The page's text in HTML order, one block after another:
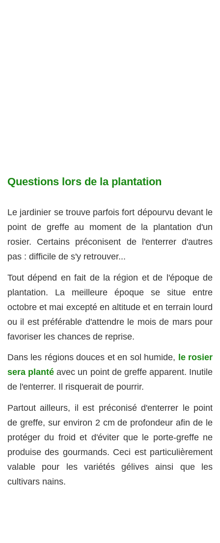
Questions lors de la plantation
Le jardinier se trouve parfois fort dépourvu devant le
point de greffe au moment de la plantation d'un
rosier. Certains préconisent de l'enterrer d'autres
pas : difficile de s'y retrouver...
Tout dépend en fait de la région et de l'époque de
plantation. La meilleure époque se situe entre
octobre et mai excepté en altitude et en terrain lourd
ou il est préférable d'attendre le mois de mars pour
favoriser les chances de reprise.
Dans les régions douces et en sol humide, le rosier
sera planté avec un point de greffe apparent. Inutile
de l'enterrer. Il risquerait de pourrir.
Partout ailleurs, il est préconisé d'enterrer le point
de greffe, sur environ 2 cm de profondeur afin de le
protéger du froid et d'éviter que le porte-greffe ne
produise des gourmands. Ceci est particulièrement
valable pour les variétés gélives ainsi que les
cultivars nains.